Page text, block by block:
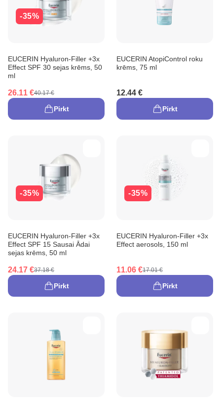
-35%
EUCERIN Hyaluron-Filler +3x
Effect SPF 30 sejas krēms, 50
ml
26.11 €40.17 €
Pirkt
EUCERIN AtopiControl roku
krēms, 75 ml
12.44 €
Pirkt
-35%
EUCERIN Hyaluron-Filler +3x
Effect SPF 15 Sausai Ādai
sejas krēms, 50 ml
24.17 €37.18 €
Pirkt
-35%
EUCERIN Hyaluron-Filler +3x
Effect aerosols, 150 ml
11.06 €17.01 €
Pirkt